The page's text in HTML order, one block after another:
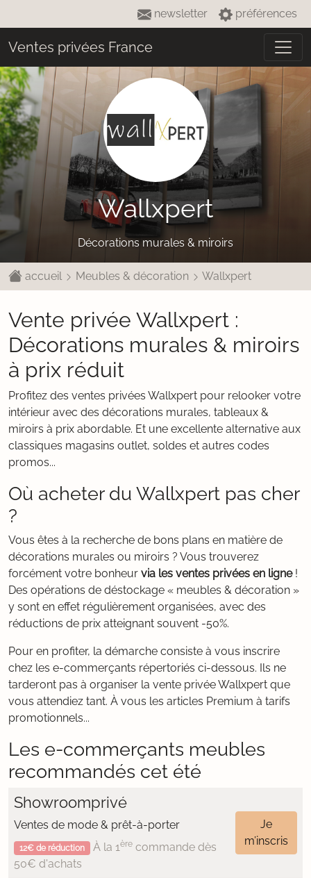
newsletter préférences
Ventes privées France
Wallxpert
Décorations murales & miroirs
accueil Meubles & décoration Wallxpert
Vente privée Wallxpert :
Décorations murales & miroirs
à prix réduit
Profitez des ventes privées Wallxpert pour relooker votre
intérieur avec des décorations murales, tableaux &
miroirs à prix abordable. Et une excellente alternative aux
classiques magasins outlet, soldes et autres codes
promos...
Où acheter du Wallxpert pas cher
?
Vous êtes à la recherche de bons plans en matière de
décorations murales ou miroirs ? Vous trouverez
forcément votre bonheur via les ventes privées en ligne!
Des opérations de déstockage « meubles & décoration »
y sont en effet régulièrement organisées, avec des
réductions de prix atteignant souvent -50%.
Pour en profiter, la démarche consiste à vous inscrire
chez les e-commerçants répertoriés ci-dessous. Ils ne
tarderont pas à organiser la vente privée Wallxpert que
vous attendiez tant. À vous les articles Premium à tarifs
promotionnels...
Les e-commerçants meubles
recommandés cet été
Showroomprivé
Ventes de mode & prêt-à-porter
12€ de réduction À la 1èrecommande dès
50€ d'achats
Je
m’inscris